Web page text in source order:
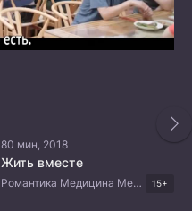
80 мин, 2018
Жить вместе
Романтика Медицина Мелодрама Корейские дорамы 15+